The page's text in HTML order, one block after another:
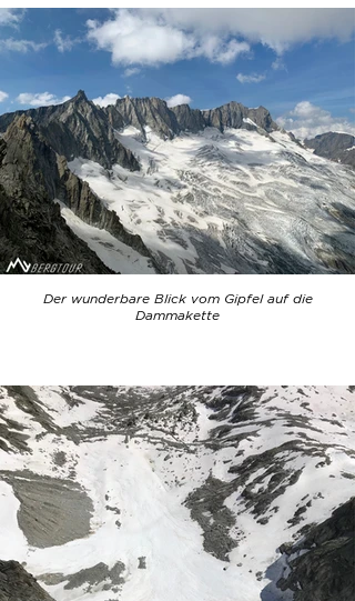
Der wunderbare Blick vom Gipfel auf die
Dammakette